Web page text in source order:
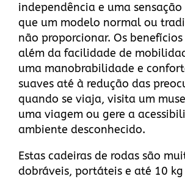
independência e uma
que um modelo normal ou
não proporcionar. Os
além da facilidade de
uma manobrabilidade e
suaves até à redução das
quando se viaja, visita um
uma viagem ou gere a
ambiente desconhecido.
Estas cadeiras de rodas são
dobráveis, portáteis e até 10